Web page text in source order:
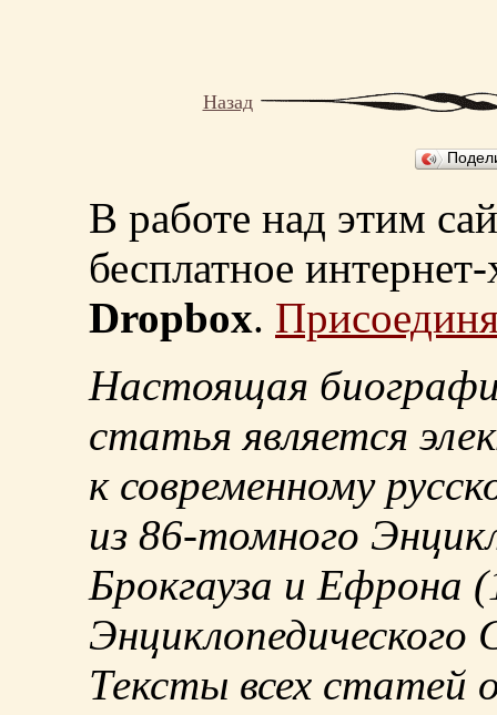
Назад
В работе над этим
бесплатное
Dropbox.
Настоящая
статья является
к современному
из 86-томного
Брокгауза и Ефрона
Энциклопедического
Тексты всех статей